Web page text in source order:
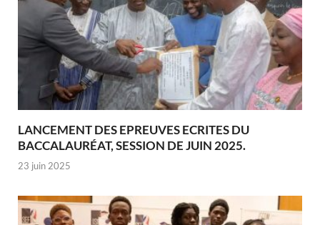
LANCEMENT DES EPREUVES ECRITES DU
BACCALAURÉAT, SESSION DE JUIN 2025.
23 juin 2025